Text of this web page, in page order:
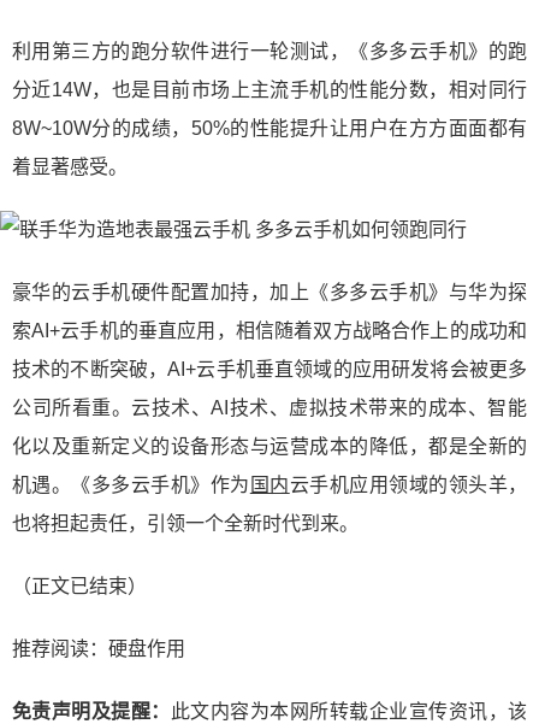
利用第三方的跑分软件进行一轮测试，《多多云手机》的跑
分近14W，也是目前市场上主流手机的性能分数，相对同行
8W~10W分的成绩，50%的性能提升让用户在方方面面都有
着显著感受。
豪华的云手机硬件配置加持，加上《多多云手机》与华为探
索AI+云手机的垂直应用，相信随着双方战略合作上的成功和
技术的不断突破，AI+云手机垂直领域的应用研发将会被更多
公司所看重。云技术、AI技术、虚拟技术带来的成本、智能
化以及重新定义的设备形态与运营成本的降低，都是全新的
机遇。《多多云手机》作为 国内云手机应用领域的领头羊，
也将担起责任，引领一个全新时代到来。
（正文已结束）
推荐阅读： 硬盘作用
免责声明及提醒：
此文内容为本网所转载企业宣传资讯，该